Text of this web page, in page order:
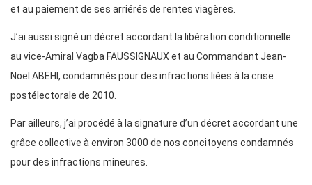
et au paiement de ses arriérés de rentes viagères.
J’ai aussi signé un décret accordant la libération conditionnelle
au vice-Amiral Vagba FAUSSIGNAUX et au Commandant Jean-
Noël ABEHI, condamnés pour des infractions liées à la crise
postélectorale de 2010.
Par ailleurs, j’ai procédé à la signature d’un décret accordant une
grâce collective à environ 3000 de nos concitoyens condamnés
pour des infractions mineures.